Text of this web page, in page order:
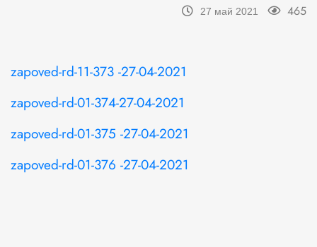
27 май 2021 465
zapoved-rd-11-373 -27-04-2021
zapoved-rd-01-374-27-04-2021
zapoved-rd-01-375 -27-04-2021
zapoved-rd-01-376 -27-04-2021